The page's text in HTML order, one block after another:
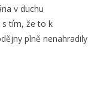
v duchu
s tím, že to k
plně nenahradily